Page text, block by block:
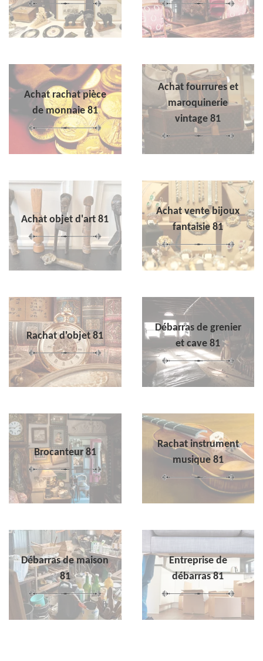
Achat rachat pièce
de monnaie 81
Achat fourrures et
maroquinerie
vintage 81
Achat objet d'art 81
Achat vente bijoux
fantaisie 81
Rachat d'objet 81
Débarras de grenier
et cave 81
Brocanteur 81
Rachat instrument
musique 81
Débarras de maison
81
Entreprise de
débarras 81